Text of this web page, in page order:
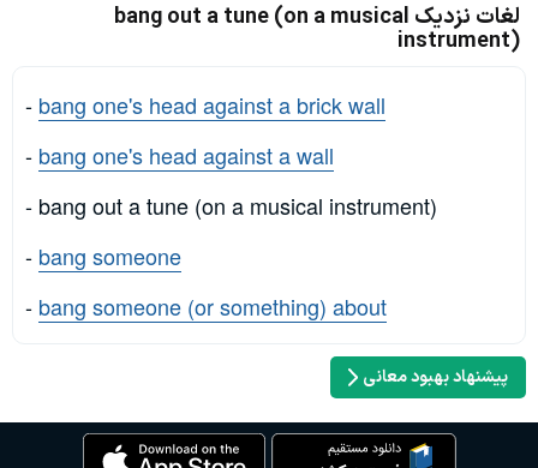
لغات نزدیک bang out a tune (on a musical
instrument)
- bang one's head against a brick wall
- bang one's head against a wall
- bang out a tune (on a musical instrument)
- bang someone
- bang someone (or something) about
پیشنهاد بهبود معانی